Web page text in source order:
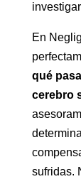
En
qué
cerebro
sufridas.